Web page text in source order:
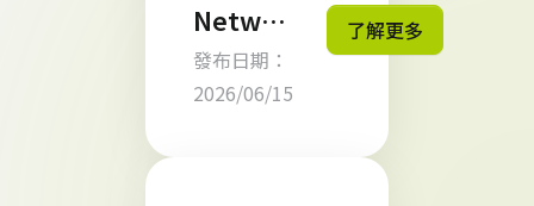
Networ
ks推出
Sennin
發布日期：
2026/06/15
了解更多